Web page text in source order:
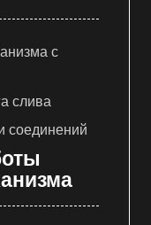
с
слива
соединений